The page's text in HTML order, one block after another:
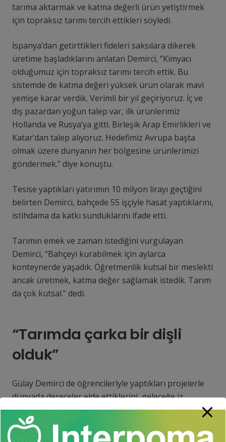
tarıma aktarmak ve katma değerli ürün yetiştirmek
için topraksız tarımı tercih ettikleri söyledi.
İspanya’dan getirttikleri fideleri saksılara dikerek
üretime başladıklarını anlatan Demirci, “Kimyacı
olduğumuz için topraksız tarımı tercih ettik. Bu
sistemde de katma değeri yüksek ürün olarak mavi
yemişe karar verdik. Verimli bir yıl geçiriyoruz. İç ve
dış pazardan yoğun talep var, ilk ürünlerimiz
Hollanda ve Rusya’ya gitti. Birleşik Arap Emirlikleri ve
Katar’dan talep alıyoruz. Hedefimiz Avrupa başta
olmak üzere dünyanın her bölgesine ürünlerimizi
göndermek.” diye konuştu.
Tesise yaptıkları yatırımın 10 milyon lirayı geçtiğini
belirten Demirci, bahçede 55 işçiyle hasat yaptıklarını,
istihdama da katkı sunduklarını ifade etti.
Tarımın emek ve zaman istediğini vurgulayan
Demirci, “Bahçeyi kurabilmek için aylarca
konteynerde yaşadık. Öğretmenlik kutsal bir meslekti
ancak üretmek, katma değer sağlamak istedik. Tarım
da çok kutsal.” dedi.
“Tarımda çarka bir dişli
olduk”
Gülay Demirci de öğrencileriyle yaptıkları projelerle
dünyada dereceler elde ettiklerini, geleceğe iz
bırakan 12 kadından biri seçildiğini anlattı.
Akdeniz Üniversitesinde kimya alanında doktora